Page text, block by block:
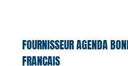
FOURNISSEUR AGENDA
FRANÇAIS